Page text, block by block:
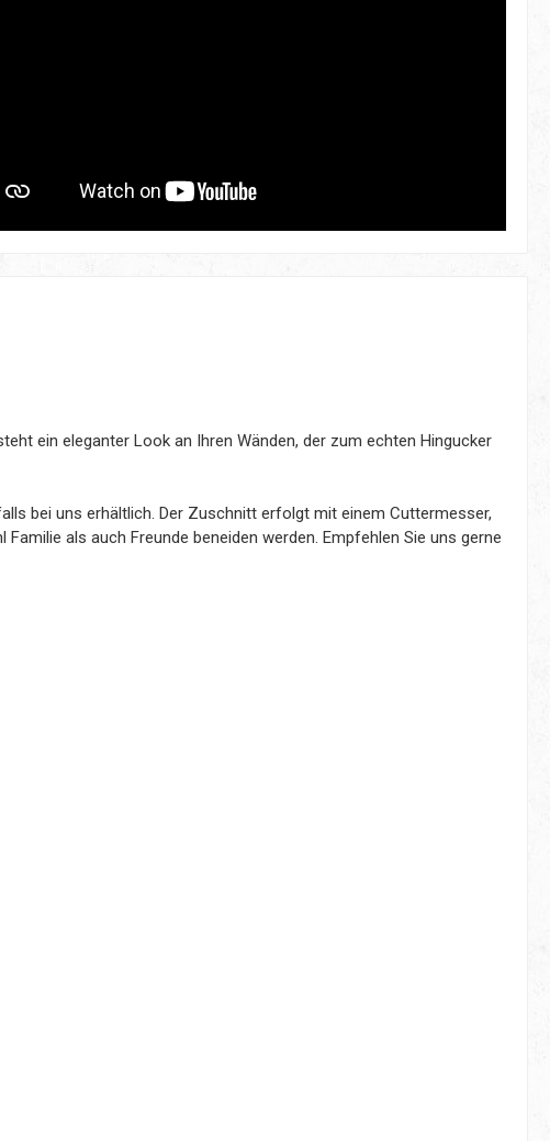
ein eleganter Look an Ihren Wänden, der zum echten Hingucker
bei uns erhältlich. Der Zuschnitt erfolgt mit einem Cuttermesser,
als auch Freunde beneiden werden. Empfehlen Sie uns gerne